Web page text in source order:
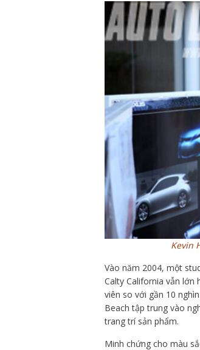
Kevin
Vào năm 2004, một
Calty California vẫn lớn
viên so với gần 10
Beach tập trung vào
trang trí sản phẩm.
Minh chứng cho màu